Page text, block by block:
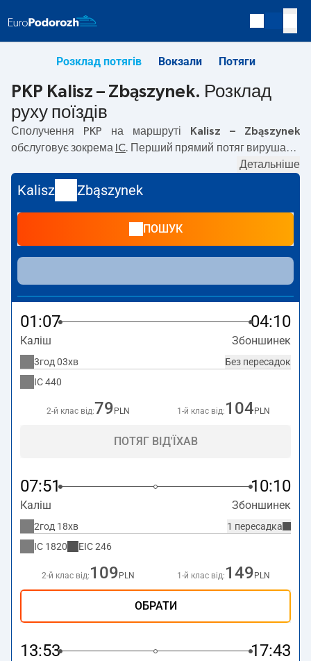
Розклад потягів Вокзали Потяги
PKP Kalisz – Zbąszynek. Розклад
руху поїздів
Сполучення PKP на маршруті
Kalisz – Zbąszynek
обслуговує зокрема IC
. Перший прямий потяг вирушає о
62-800 Kalisz.
Останній потяг до Zbąszynek вирушає о 13:53.
Найшвидший маршрут пропонує потяг без пересадок
WŁÓKNIARZ
. Подорож цим потягом триває02:18. На
Zbąszynekкурсують також інші потяги:
EIC— пропонують нижчу ціну квитка і зазвичай довший
час подорожі. Потяг завершує маршрут на станції
Zbąszynek за адресою
Kosieczyńska, 66-210 Zbąszynek
Детальніше
Kalisz Zbąszynek
ПОШУК
01:07 04:10
Каліш Збоншинек
Без пересадок
3год 03хв
IC440
2-й клас від:79 PLN 1-й клас від: 104 PLN
ПОТЯГ ВІД'ЇХАВ
07:51 10:10
Каліш Збоншинек
1 пересадка
2год 18хв
IC 1820 EIC246
2-й клас від: 109 PLN 1-й клас від: 149 PLN
ОБРАТИ
13:53 17:43